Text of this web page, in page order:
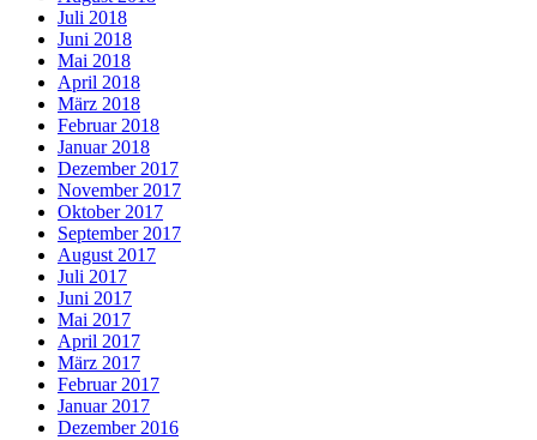
Juli 2018
Juni 2018
Mai 2018
April 2018
März 2018
Februar 2018
Januar 2018
Dezember 2017
November 2017
Oktober 2017
September 2017
August 2017
Juli 2017
Juni 2017
Mai 2017
April 2017
März 2017
Februar 2017
Januar 2017
Dezember 2016